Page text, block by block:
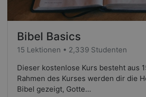
Bibel Basics
15 Lektionen • 2,339 Studenten
Dieser kostenlose Kurs besteht aus
Rahmen des Kurses werden dir die
Bibel gezeigt, Gotte…